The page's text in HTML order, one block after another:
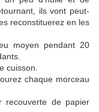
ils vont peut-
reconstituerez en les
moyen pendant 20
cuisson.
chaque morceau
recouverte de papier